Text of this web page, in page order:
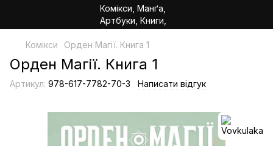
Комікси Орден Магії. Книга 1
Орден Магії. Книга 1
Артикул: 978-617-7782-70-3 Написати відгук